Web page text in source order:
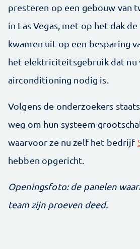
presteren op een gebouw van
in Las Vegas, met op het dak
kwamen uit op een besparing
het elektriciteitsgebruik dat nu
airconditioning nodig is.
Volgens de onderzoekers
weg om hun systeem
waarvoor ze nu zelf het bedrijf
hebben opgericht.
Openingsfoto: de panelen
team zijn proeven deed.